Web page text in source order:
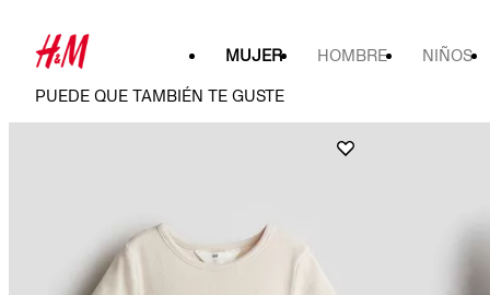
MUJER HOMBRE NIÑOS
PUEDE QUE TAMBIÉN TE GUSTE